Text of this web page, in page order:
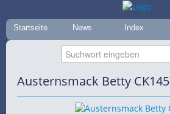
Startseite News Index
Austernsmack Betty CK145